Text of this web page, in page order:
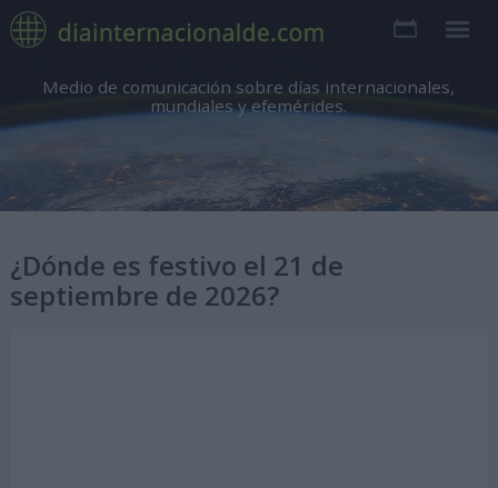
Medio de comunicación sobre días internacionales,
mundiales y efemérides.
¿Dónde es festivo el 21 de
septiembre de 2026?